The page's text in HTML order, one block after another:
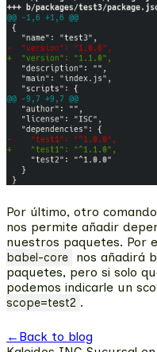
Por último, otro
nos permite añadir
nuestros paquetes. Por
babel-core
nos añadirá
paquetes, pero si solo
podemos indicarle un
scope=test2 .
← Back to blog